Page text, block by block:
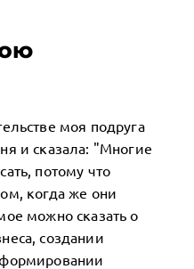
моя подруга
и сказала: "Многие
потому что
когда же они
можно сказать о
создании